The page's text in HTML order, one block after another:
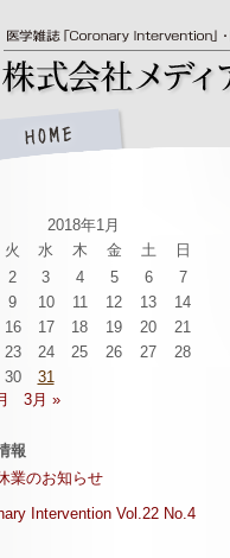
2018年1月
火 水 木 金 土
日
2 3 4 5 6
7
9 10 11 12 13
14
16 17 18 19 20
21
23 24 25 26 27
28
30
31
3月 »
報
業のお知らせ
Intervention Vol.22 No.4